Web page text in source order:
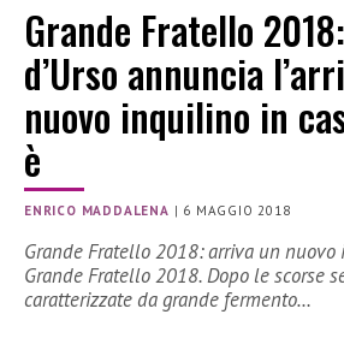
Grande Fratello
d’Urso annuncia
nuovo inquilino in
è
ENRICO MADDALENA | 6 MAGGIO 2018
Grande Fratello 2018: arriva un
Grande Fratello 2018. Dopo le scorse
caratterizzate da grande fermento…